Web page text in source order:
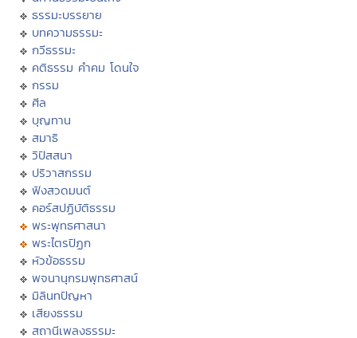
ธรรมะบรรยาย
บทความธรรมะ
กวีธรรมะ
คติธรรม คำคม โดนใจ
กรรม
ศีล
บุญทาน
สมาธิ
วิปัสสนา
ปริวาสกรรม
ฟังสวดมนต์
คอร์สปฏิบัติธรรม
พระพุทธศาสนา
พระไตรปิฏก
หัวข้อธรรม
พจนานุกรมพุทธศาสน์
มิลินทปัญหา
เสียงธรรม
สถานีเพลงธรรมะ